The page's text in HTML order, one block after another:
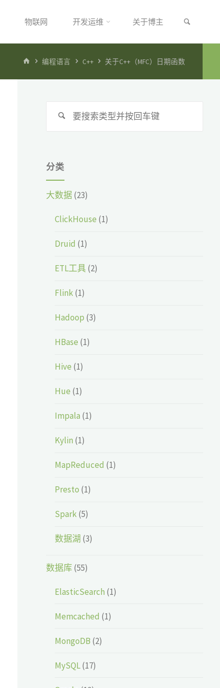
物联网 开发运维 关于博主
首 编程语言 C++ 关于C++（MFC）日期函数
搜
分类
大数据(23)
ClickHouse (1)
Druid (1)
ETL工具(2)
Flink(1)
Hadoop (3)
HBase (1)
Hive (1)
Hue (1)
Impala (1)
Kylin (1)
MapReduced (1)
Presto (1)
Spark(5)
数据湖 (3)
数据库(55)
ElasticSearch (1)
Memcached (1)
MongoDB (2)
MySQL(17)